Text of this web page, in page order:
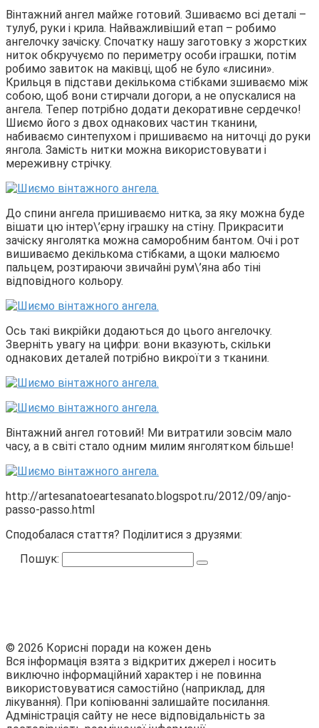
Вінтажний ангел майже готовий. Зшиваємо всі деталі –
тулуб, руки і крила. Найважливіший етап – робимо
ангелочку зачіску. Спочатку нашу заготовку з жорстких
ниток обкручуємо по периметру особи іграшки, потім
робимо завиток на маківці, щоб не було «лисини».
Крильця в підстави декількома стібками зшиваємо між
собою, щоб вони стирчали догори, а не опускалися на
ангела. Тепер потрібно додати декоративне сердечко!
Шиємо його з двох однакових частин тканини,
набиваємо синтепухом і пришиваємо на ниточці до руки
янгола. Замість нитки можна використовувати і
мереживну стрічку.
До спини ангела пришиваємо нитка, за яку можна буде
вішати цю інтер\’єрну іграшку на стіну. Прикрасити
зачіску янголятка можна саморобним бантом. Очі і рот
вишиваємо декількома стібками, а щоки малюємо
пальцем, розтираючи звичайні рум\’яна або тіні
відповідного кольору.
Ось такі викрійки додаються до цього ангелочку.
Зверніть увагу на цифри: вони вказують, скільки
однакових деталей потрібно викроїти з тканини.
Вінтажний ангел готовий! Ми витратили зовсім мало
часу, а в світі стало одним милим янголятком більше!
http://artesanatoeartesanato.blogspot.ru/2012/09/anjo-
passo-passo.html
Сподобалася стаття? Поділитися з друзями:
Пошук:
© 2026 Корисні поради на кожен день
Вся інформація взята з відкритих джерел і носить
виключно інформаційний характер і не повинна
використовуватися самостійно (наприклад, для
лікування). При копіюванні залишайте посилання.
Адміністрація сайту не несе відповідальність за